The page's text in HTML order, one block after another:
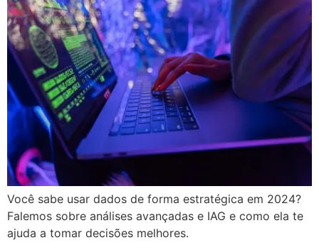
Você sabe usar dados de forma estratégica em 2024?
Falemos sobre análises avançadas e IAG e como ela te
ajuda a tomar decisões melhores.